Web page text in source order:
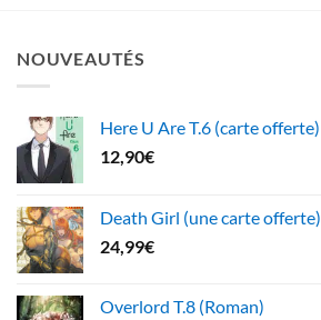
NOUVEAUTÉS
Here U Are T.6 (carte offerte)
12,90€
Death Girl (une carte offerte)
24,99€
Overlord T.8 (Roman)